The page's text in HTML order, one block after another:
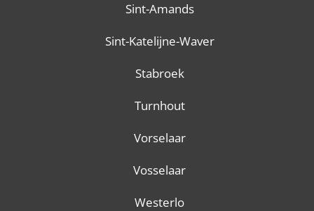
Sint-Amands
Sint-Katelijne-Waver
Stabroek
Turnhout
Vorselaar
Vosselaar
Westerlo